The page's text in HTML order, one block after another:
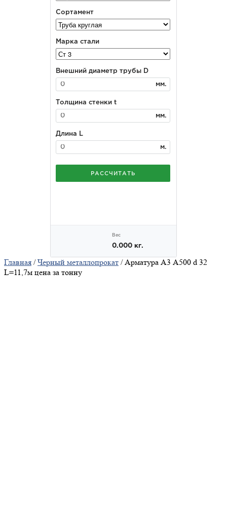
Главная /Черный металлопрокат / Арматура А3 А500 d 32
L=11,7м цена за тонну